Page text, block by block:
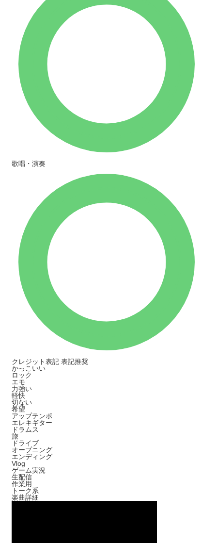
歌唱・演奏
クレジット表記 表記推奨
かっこいい
ロック
エモ
力強い
軽快
切ない
希望
アップテンポ
エレキギター
ドラムス
旅
ドライブ
オープニング
エンディング
Vlog
ゲーム実況
生配信
作業用
トーク系
楽曲詳細